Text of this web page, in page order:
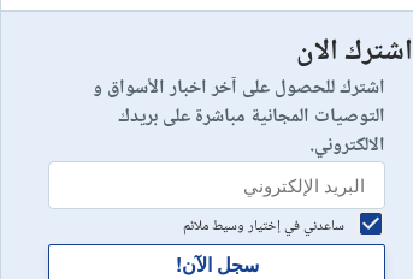
10
اشترك الان
اشترك للحصول على آخر اخبار الأسواق و
التوصيات المجانية مباشرة على بريدك
الالكتروني.
ساعدني في إختيار وسيط ملائم
سجل الآن!